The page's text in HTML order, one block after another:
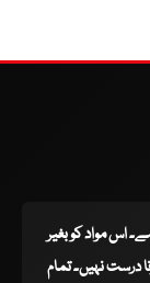
اس مواد کو بغیر
درست نہیں۔ تمام